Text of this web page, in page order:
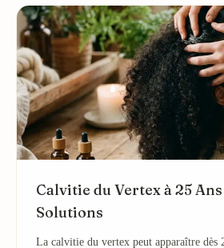
Calvitie du Vertex à 25 Ans
Solutions
La calvitie du vertex peut apparaître dès